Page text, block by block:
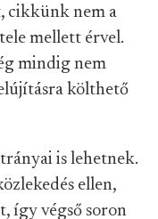
cikkünk nem a
mellett érvel.
mindig nem
költhető
is lehetnek.
ellen,
így végső soron